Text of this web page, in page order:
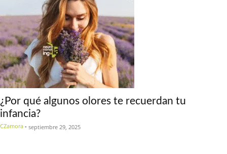
¿Por qué algunos olores te recuerdan tu
infancia?
CZamora - septiembre 29, 2025